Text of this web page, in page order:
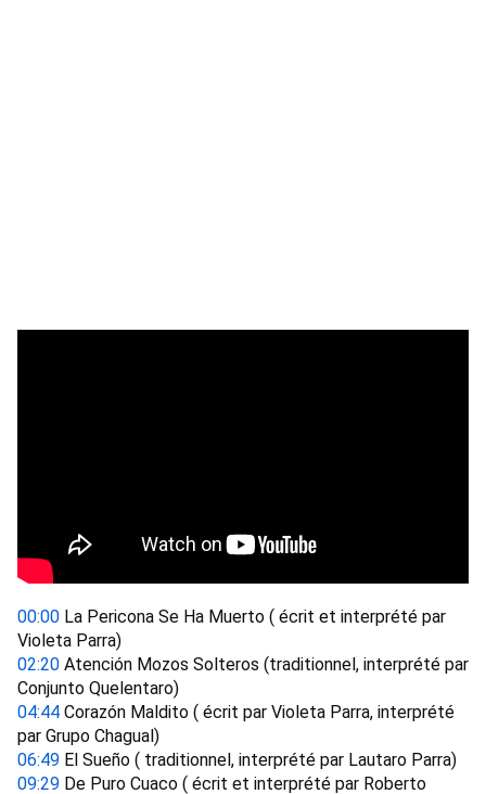
00:00 La Pericona Se Ha Muerto ( écrit et interprété par
Violeta Parra)
02:20 Atención Mozos Solteros (traditionnel, interprété par
Conjunto Quelentaro)
04:44 Corazón Maldito ( écrit par Violeta Parra, interprété
par Grupo Chagual)
06:49 El Sueño ( traditionnel, interprété par Lautaro Parra)
09:29 De Puro Cuaco ( écrit et interprété par Roberto